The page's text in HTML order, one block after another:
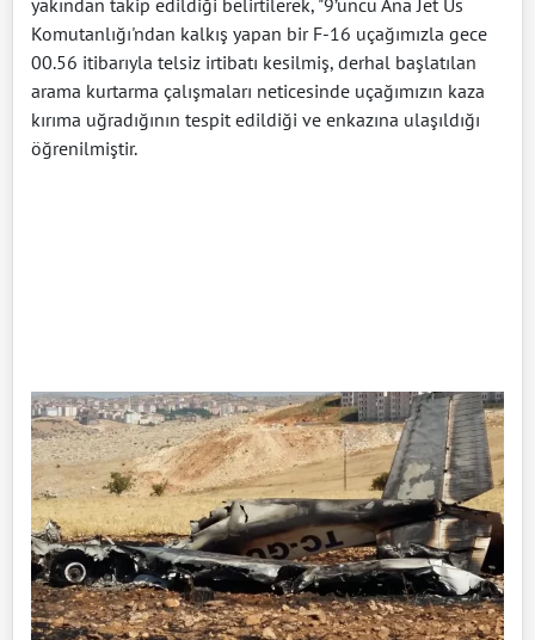
Komutanlığı'ndan kalkış yapan bir F-16 uçağımızla gece
00.56 itibarıyla telsiz irtibatı kesilmiş, derhal başlatılan
arama kurtarma çalışmaları neticesinde uçağımızın kaza
kırıma uğradığının tespit edildiği ve enkazına ulaşıldığı
öğrenilmiştir.